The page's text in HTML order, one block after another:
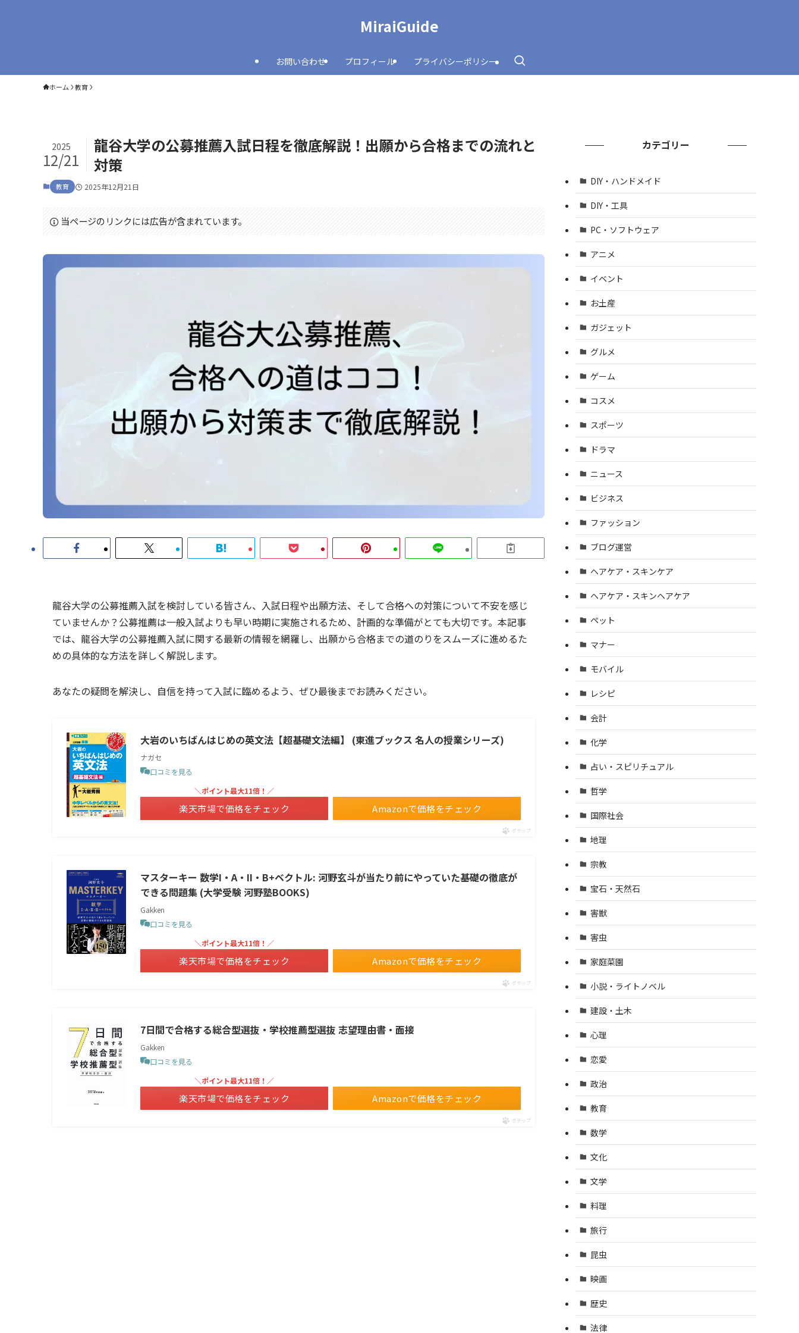
MiraiGuide
お問い合わせ プロフィール プライバシーポリシー
ホーム 教育
龍谷大学の公募推薦入試日程を徹底解説！出願から合格までの流れと
対策
2025
12/21
教育 2025年12月21日
当ページのリンクには広告が含まれています。
龍谷大学の公募推薦入試を検討している皆さん、入試日程や出願方法、そして合格への対策について不安を感じ
ていませんか？公募推薦は一般入試よりも早い時期に実施されるため、計画的な準備がとても大切です。本記事
では、龍谷大学の公募推薦入試に関する最新の情報を網羅し、出願から合格までの道のりをスムーズに進めるた
めの具体的な方法を詳しく解説します。
あなたの疑問を解決し、自信を持って入試に臨めるよう、ぜひ最後までお読みください。
大岩のいちばんはじめの英文法【超基礎文法編】 (東進ブックス 名人の授業シリーズ)
ナガセ
口コミを見る
Amazonで価格をチェック
＼ポイント最大11倍！／
楽天市場で価格をチェック
ポチップ
マスターキー 数学I・A・II・B+ベクトル: 河野玄斗が当たり前にやっていた基礎の徹底が
できる問題集 (大学受験 河野塾BOOKS)
Gakken
口コミを見る
Amazonで価格をチェック
＼ポイント最大11倍！／
楽天市場で価格をチェック
ポチップ
7日間で合格する総合型選抜・学校推薦型選抜 志望理由書・面接
Gakken
口コミを見る
Amazonで価格をチェック
＼ポイント最大11倍！／
楽天市場で価格をチェック
ポチップ
カテゴリー
DIY・ハンドメイド
DIY・工具
PC・ソフトウェア
アニメ
イベント
お土産
ガジェット
グルメ
ゲーム
コスメ
スポーツ
ドラマ
ニュース
ビジネス
ファッション
ブログ運営
ヘアケア・スキンケア
ヘアケア・スキンヘアケア
ペット
マナー
モバイル
レシピ
会計
化学
占い・スピリチュアル
哲学
国際社会
地理
宗教
宝石・天然石
害獣
害虫
家庭菜園
小説・ライトノベル
建設・土木
心理
恋愛
政治
教育
数学
文化
文学
料理
旅行
昆虫
映画
歴史
法律